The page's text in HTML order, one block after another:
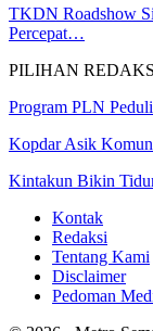
TKDN Roadshow
Percepat…
PILIHAN
Program PLN
Kopdar Asik
Kintakun Bikin
Kontak
Redaksi
Tentang Kami
Disclaimer
Pedoman